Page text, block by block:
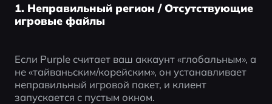
1. Неправильный регион / Отсутствующие
игровые файлы
Если Purple считает ваш аккаунт «глобальным», а
не «тайваньским/корейским», он устанавливает
неправильный игровой пакет, и клиент
запускается с пустым окном.